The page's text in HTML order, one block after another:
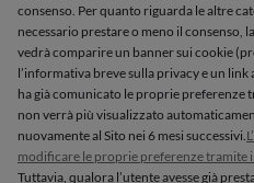
consenso. Per quanto riguarda le altre
necessario prestare o meno il consenso,
vedrà comparire un banner sui cookie
l’informativa breve sulla privacy e un link
ha già comunicato le proprie preferenze
non verrà più visualizzato
nuovamente al Sito nei 6 mesi successivi.
modificare le proprie preferenze tramite
Tuttavia, qualora l’utente avesse già